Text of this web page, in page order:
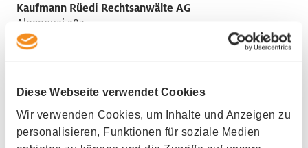
Diese Webseite verwendet Cookies
Wir verwenden Cookies, um Inhalte und Anzeigen zu
personalisieren, Funktionen für soziale Medien
Kaufmann Rüedi Rechtsanwälte AG
Alpenquai 28a
6005 Luzern
Phone +41 41 417 10 70